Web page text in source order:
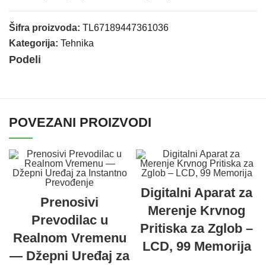
Šifra proizvoda: TL67189447361036
Kategorija: Tehnika
Podeli
POVEZANI PROIZVODI
Prenosivi
Prevodilac u
Realnom Vremenu
— Džepni Uređaj za
Digitalni Aparat za
Merenje Krvnog
Pritiska za Zglob –
LCD, 99 Memorija